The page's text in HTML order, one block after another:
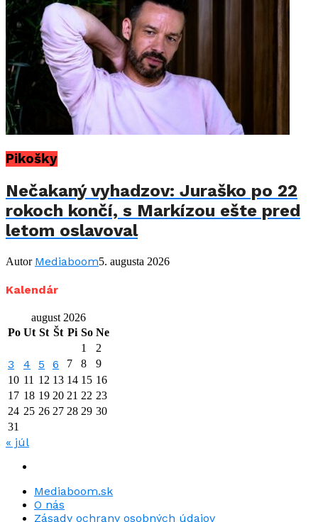
Pikošky
Nečakaný vyhadzov: Juraško po 22
rokoch končí, s Markízou ešte pred
letom oslavoval
Autor Mediaboom5. augusta 2026
Kalendár
august 2026
Po Ut St Št Pi So Ne
1
2
3 4 5 6 7 8
9
10 11 12 13 14 15 16
17 18 19 20 21 22 23
24 25 26 27 28 29 30
31
« júl
Mediaboom.sk
O nás
Zásady ochrany osobných údajov